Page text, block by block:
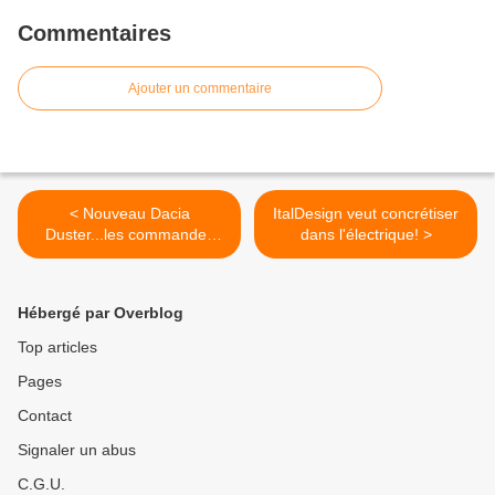
Commentaires
Ajouter un commentaire
< Nouveau Dacia
Duster...les commandes
sont ouvertes!
ItalDesign veut concrétiser
dans l'électrique! >
Hébergé par Overblog
Top articles
Pages
Contact
Signaler un abus
C.G.U.